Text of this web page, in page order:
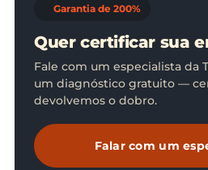
Garantia de 200%
Quer certificar sua
Fale com um especialista da
um diagnóstico gratuito —
devolvemos o dobro.
Falar com um